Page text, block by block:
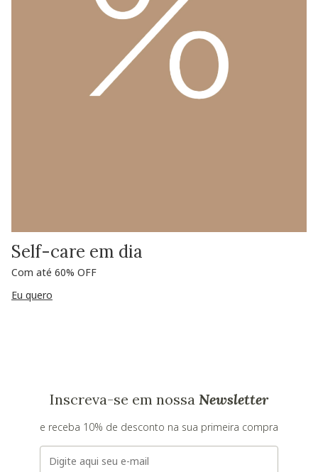
Self-care em dia
Com até 60% OFF
Eu quero
Inscreva-se em nossa Newsletter
e receba 10% de desconto na sua primeira compra
E-mail